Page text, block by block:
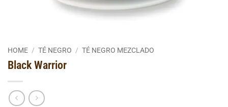
HOME / TÉ NEGRO / TÉ NEGRO MEZCLADO
Black Warrior